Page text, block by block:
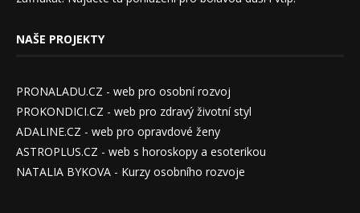
NAŠE PROJEKTY
PRONALADU.CZ - web pro osobní rozvoj
PROKONDICI.CZ - web pro zdravý životní styl
ADALINE.CZ - web pro opravdové ženy
ASTROPLUS.CZ - web s horoskopy a esoterikou
NATALIA BYKOVA - Kurzy osobního rozvoje